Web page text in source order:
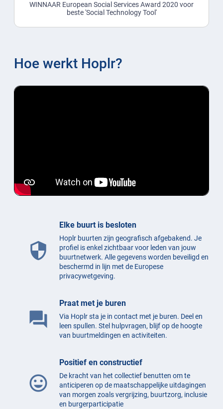
WINNAAR European Social Services Award 2020 voor
beste 'Social Technology Tool'
Hoe werkt Hoplr?
security
Elke buurt is besloten
Hoplr buurten zijn geografisch afgebakend. Je
profiel is enkel zichtbaar voor leden van jouw
buurtnetwerk. Alle gegevens worden beveiligd en
beschermd in lijn met de Europese
privacywetgeving.
question_answer
Praat met je buren
Via Hoplr sta je in contact met je buren. Deel en
leen spullen. Stel hulpvragen, blijf op de hoogte
van buurtmeldingen en activiteiten.
mood
Positief en constructief
De kracht van het collectief benutten om te
anticiperen op de maatschappelijke uitdagingen
van morgen zoals vergrijzing, buurtzorg, inclusie
en burgerparticipatie